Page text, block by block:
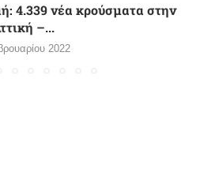
4.339 νέα κρούσματα στην
–...
2022